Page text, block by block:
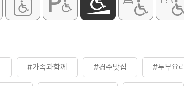
#가족과함께 #경주맛집 #두부요리